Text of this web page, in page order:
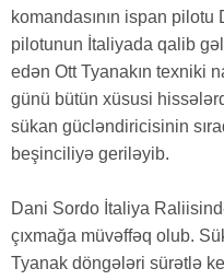
komandasının ispan
pilotunun İtaliyada qalib
edən Ott Tyanakın texniki
günü bütün xüsusi
sükan gücləndiricisinin
beşinciliyə geriləyib.
Dani Sordo İtaliya
çıxmağa müvəffəq olub.
Tyanak döngələri sürətlə